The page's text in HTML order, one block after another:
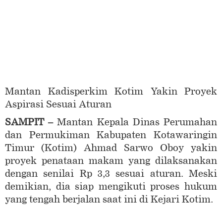
Mantan Kadisperkim Kotim Yakin Proyek
Aspirasi Sesuai Aturan
SAMPIT –Mantan Kepala Dinas Perumahan
dan Permukiman Kabupaten Kotawaringin
Timur (Kotim) Ahmad Sarwo Oboy yakin
proyek penataan makam yang dilaksanakan
dengan senilai Rp 3,3 sesuai aturan. Meski
demikian, dia siap mengikuti proses hukum
yang tengah berjalan saat ini di Kejari Kotim.